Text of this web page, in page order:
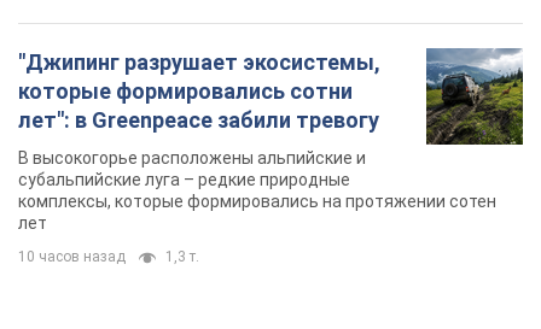
"Джипинг разрушает экосистемы,
которые формировались сотни
лет": в Greenpeace забили тревогу
В высокогорье расположены альпийские и
субальпийские луга – редкие природные
комплексы, которые формировались на протяжении сотен
лет
10 часов назад 1,3 т.